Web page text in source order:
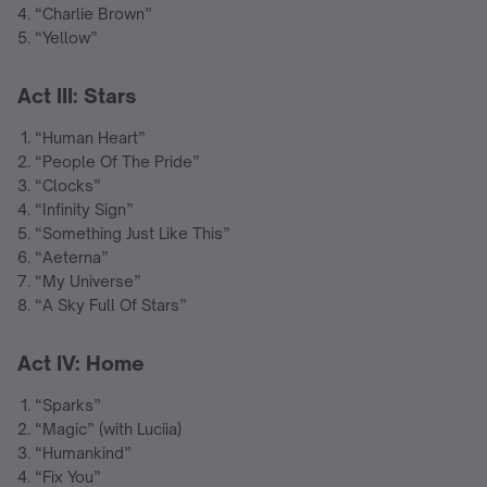
“Charlie Brown”
“Yellow”
Act III: Stars
“Human Heart”
“People Of The Pride”
“Clocks”
“Infinity Sign”
“Something Just Like This”
“Aeterna”
“My Universe”
“A Sky Full Of Stars”
Act IV: Home
“Sparks”
“Magic” (with Luciia)
“Humankind”
“Fix You”